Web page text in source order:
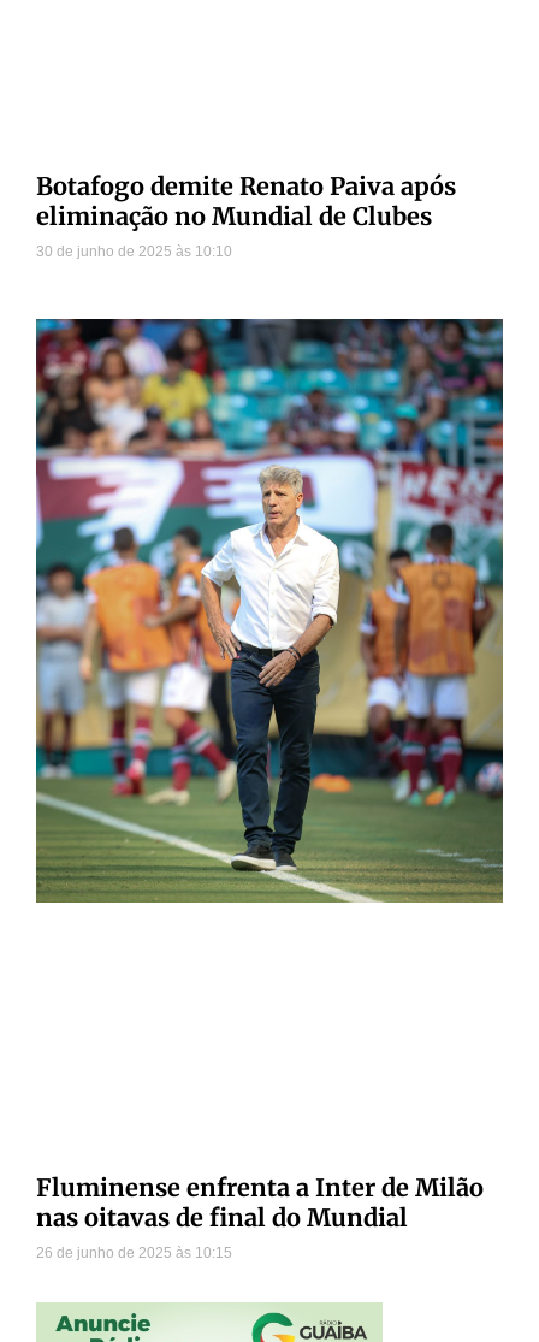
Botafogo demite Renato Paiva após
eliminação no Mundial de Clubes
30 de junho de 2025 10:10
Fluminense enfrenta a Inter de Milão
nas oitavas de final do Mundial
26 de junho de 2025 10:15